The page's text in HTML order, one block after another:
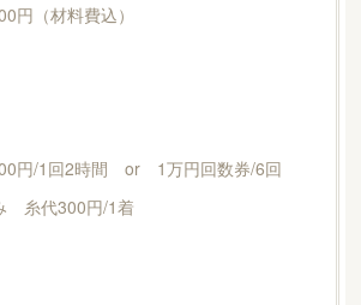
円（材料費込）
円/1回2時間 or 1万円回数券/6回
糸代300円/1着